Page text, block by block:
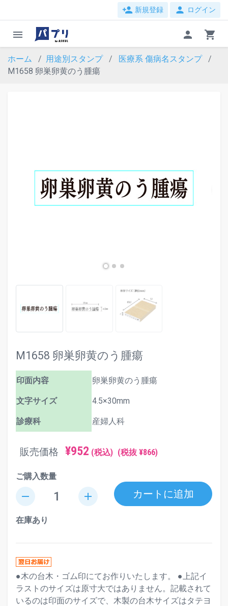
person_add 新規登録 person ログイン
menu person shopping_cart
ホーム 用途別スタンプ 医療系 傷病名スタンプ
M1658 卵巣卵黄のう腫瘍
M1658 卵巣卵黄のう腫瘍
印面内容 卵巣卵黄のう腫瘍
文字サイズ 4.5×30mm
診療科 産婦人科
販売価格 ¥952 (税込) (税抜 ¥866)
ご購入数量
remove add カートに追加
在庫あり
●木の台木・ゴム印にてお作りいたします。 ●上記イ
ラストのサイズは原寸大ではありません。記載されて
いるのは印面のサイズで、木製の台木サイズはタテヨ